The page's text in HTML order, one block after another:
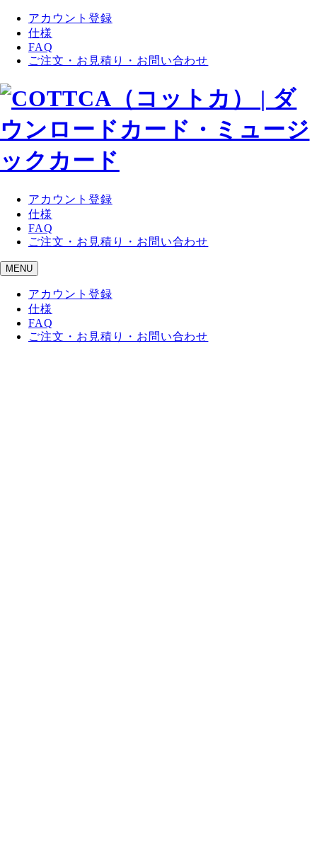
アカウント登録
仕様
FAQ
ご注文・お見積り・お問い合わせ
アカウント登録
仕様
FAQ
ご注文・お見積り・お問い合わせ
MENU
アカウント登録
仕様
FAQ
ご注文・お見積り・お問い合わせ